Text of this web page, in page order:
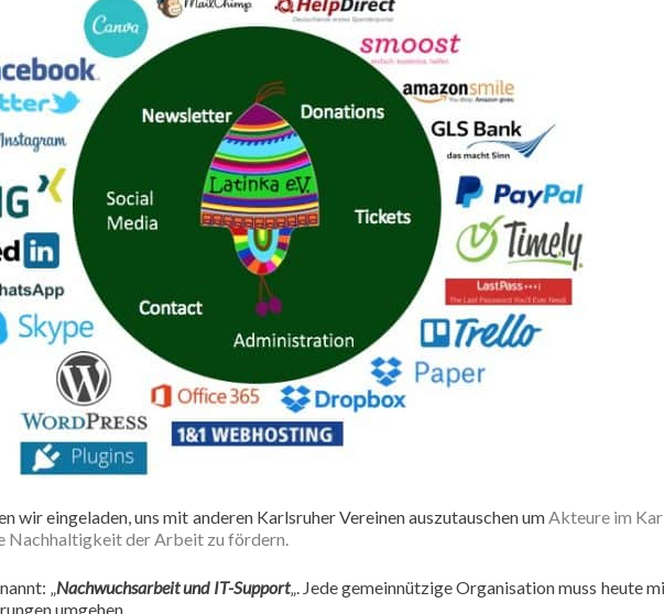
wir eingeladen, uns mit anderen Karlsruher Vereinen auszutauschen umAkteure im
Nachhaltigkeit der Arbeit zu fördern.
„Nachwuchsarbeit und IT-Support„. Jede gemeinnützige Organisation muss heute
umgehen.